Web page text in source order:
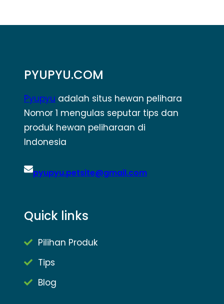
PYUPYU.COM
Pyupyu adalah situs hewan pelihara
Nomor 1 mengulas seputar tips dan
produk hewan peliharaan di
Indonesia
pyupyu.petsite@gmail.com
Quick links
Pilihan Produk
Tips
Blog